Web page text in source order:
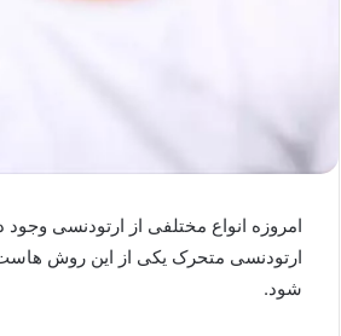
امروزه انواع مختلفی از ارتودنسی
ارتودنسی متحرک یکی از این روش
شود.